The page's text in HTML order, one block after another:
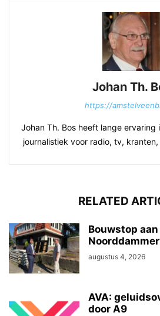
Johan Th.
https://
Johan Th. Bos heeft lange ervaring
journalistiek voor radio, tv,
RELATED
Bouwstop
augustus 4, 2026
AVA:
door A9